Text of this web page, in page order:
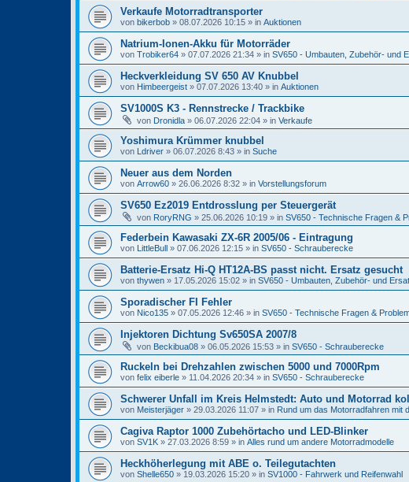
Verkaufe Motorradtransporter
von bikerbob » 08.07.2026 10:15 » in Auktionen
Natrium-Ionen-Akku für Motorräder
von Trobiker64 » 07.07.2026 21:34 » in SV650 - Umbauten, Zubehör- und
Heckverkleidung SV 650 AV Knubbel
von Himbeergeist » 07.07.2026 13:40 » in Auktionen
SV1000S K3 - Rennstrecke / Trackbike
von Dronidla » 06.07.2026 22:04 » in Verkaufe
Yoshimura Krümmer knubbel
von Ldriver » 06.07.2026 8:43 » in Suche
Neuer aus dem Norden
von Arrow60 » 26.06.2026 8:32 » in Vorstellungsforum
SV650 Ez2019 Entdrosslung per Steuergerät
von RoryRNG » 25.06.2026 10:19 » in SV650 - Technische Fragen &
Federbein Kawasaki ZX-6R 2005/06 - Eintragung
von LittleBull » 07.06.2026 12:15 » in SV650 - Schrauberecke
Batterie-Ersatz Hi-Q HT12A-BS passt nicht. Ersatz gesucht
von thywen » 17.05.2026 15:02 » in SV650 - Umbauten, Zubehör- und
Sporadischer FI Fehler
von Nico135 » 07.05.2026 12:46 » in SV650 - Technische Fragen &
Injektoren Dichtung Sv650SA 2007/8
von Beckibua08 » 06.05.2026 15:53 » in SV650 - Schrauberecke
Ruckeln bei Drehzahlen zwischen 5000 und 7000Rpm
von felix eiberle » 11.04.2026 20:34 » in SV650 - Schrauberecke
Schwerer Unfall im Kreis Helmstedt: Auto und Motorrad
von Meisterjäger » 29.03.2026 11:07 » in Rund um das Motorradfahren mit
Cagiva Raptor 1000 Zubehörtacho und LED-Blinker
von SV1K » 27.03.2026 8:59 » in Alles rund um andere Motorradmodelle
Heckhöherlegung mit ABE o. Teilegutachten
von Shelle650 » 19.03.2026 15:20 » in SV1000 - Fahrwerk und Reifenwahl